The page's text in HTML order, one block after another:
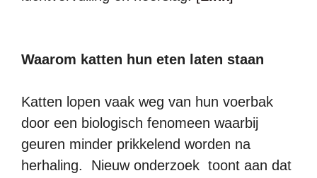
Waarom katten hun eten laten staan
Katten lopen vaak weg van hun voerbak
door een biologisch fenomeen waarbij
geuren minder prikkelend worden na
herhaling. Nieuw onderzoek toont aan dat